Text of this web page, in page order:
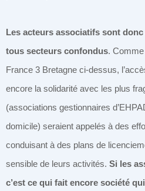
Les acteurs associatifs sont donc
tous secteurs confondus.
France 3 Bretagne ci-dessus,
encore la solidarité avec les plus
(associations gestionnaires
domicile) seraient appelés à des
conduisant à des plans de
sensible de leurs activités. Si les
c’est ce qui fait encore société